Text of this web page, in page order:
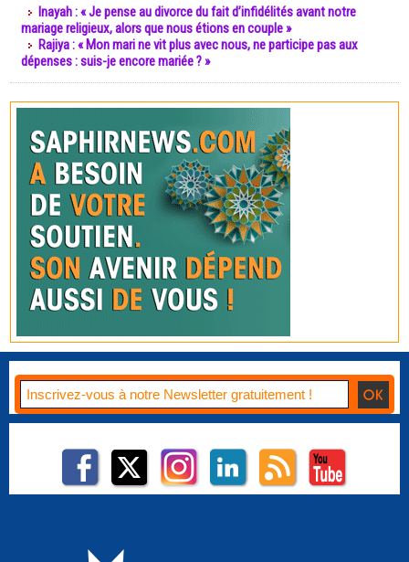
Inayah : « Je pense au divorce du fait d’infidélités avant notre
mariage religieux, alors que nous étions en couple »
Rajiya : « Mon mari ne vit plus avec nous, ne participe pas aux
dépenses : suis-je encore mariée ? »